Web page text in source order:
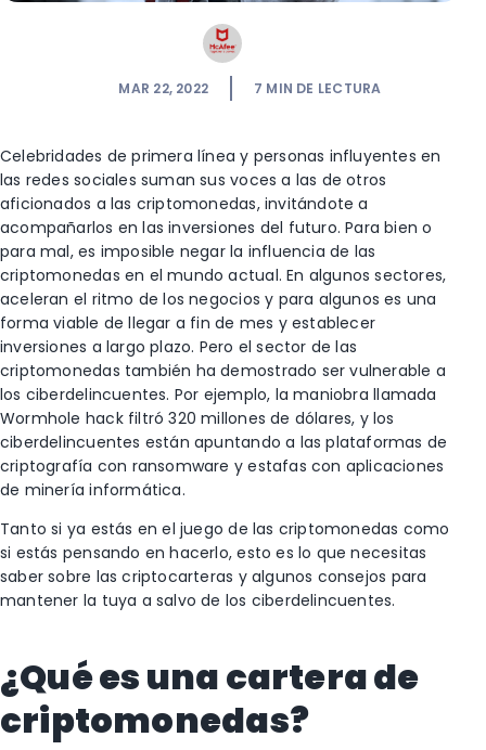
MAR 22, 2022 7 MIN DE LECTURA
Celebridades de primera línea y personas influyentes en
las redes sociales suman sus voces a las de otros
aficionados a las criptomonedas, invitándote a
acompañarlos en las inversiones del futuro. Para bien o
para mal, es imposible negar la influencia de las
criptomonedas en el mundo actual. En algunos sectores,
aceleran el ritmo de los negocios y para algunos es una
forma viable de llegar a fin de mes y establecer
inversiones a largo plazo. Pero el sector de las
criptomonedas también ha demostrado ser vulnerable a
los ciberdelincuentes. Por ejemplo, la maniobra llamada
Wormhole hack filtró 320 millones de dólares, y los
ciberdelincuentes están apuntando a las plataformas de
criptografía con ransomware y estafas con aplicaciones
de minería informática.
Tanto si ya estás en el juego de las criptomonedas como
si estás pensando en hacerlo, esto es lo que necesitas
saber sobre las criptocarteras y algunos consejos para
mantener la tuya a salvo de los ciberdelincuentes.
¿Qué es una cartera de
criptomonedas?